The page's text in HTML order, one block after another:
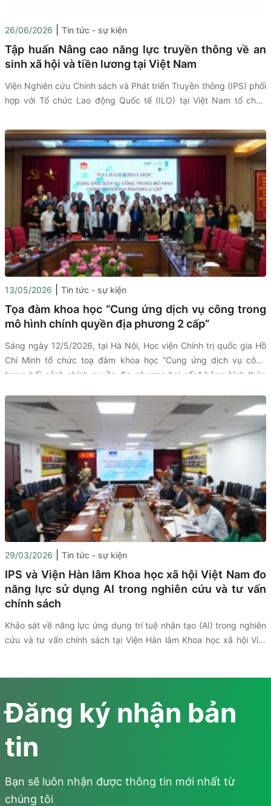
26/06/2026 Tin tức - sự kiện
Tập huấn Nâng cao năng lực truyền thông về an
sinh xã hội và tiền lương tại Việt Nam
Viện Nghiên cứu Chính sách và Phát triển Truyền thông (IPS) phối
hợp với Tổ chức Lao động Quốc tế (ILO) tại Việt Nam tổ chức
viên với chủ đề: “Tập huấn Nâng cao năng lực truyền thông về an
sinh xã hội và tiền lương tại Việt Nam”. Chương trình nhằm tăng
cường hiểu biết của đội ngũ báo chí về những xu hướng mới của
thị trường lao động và các chính sách an sinh xã hội, qua đó góp
phần nâng cao chất lượng thông tin và truyền thông về các vấn
đề phát triển xã hội trong giai đoạn hiện nay.
13/05/2026 Tin tức - sự kiện
Tọa đàm khoa học “Cung ứng dịch vụ công trong
mô hình chính quyền địa phương 2 cấp”
Sáng ngày 12/5/2026, tại Hà Nội, Học viện Chính trị quốc gia Hồ
Chí Minh tổ chức toạ đàm khoa học “Cung ứng dịch vụ công
trong bối cảnh chính quyền địa phương hai cấp” bằng hình thức
trong cả nước.
29/03/2026 Tin tức - sự kiện
IPS và Viện Hàn lâm Khoa học xã hội Việt Nam đo
năng lực sử dụng AI trong nghiên cứu và tư vấn
chính sách
Khảo sát về năng lực ứng dụng trí tuệ nhân tạo (AI) trong nghiên
cứu và tư vấn chính sách tại Viện Hàn lâm Khoa học xã hội Việt
chính sách. Kết quả khảo sát là cơ sở để các bên trao đổi và đề
xuất các định hướng thúc đẩy chuyển đổi số trong lĩnh vực khoa
học xã hội.
Đăng ký nhận bản
tin
Bạn sẽ luôn nhận được thông tin mới nhất từ
chúng tôi